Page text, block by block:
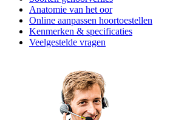
Anatomie van het oor
Online aanpassen hoortoestellen
Kenmerken & specificaties
Veelgestelde vragen